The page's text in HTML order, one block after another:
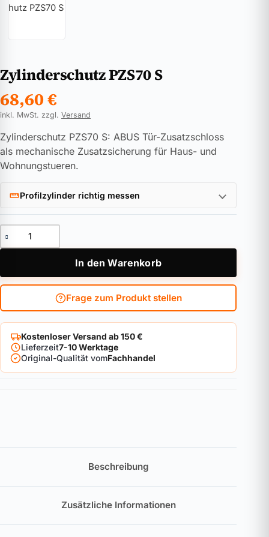
Zylinderschutz PZS70 S
68,60€
inkl. MwSt. zzgl. Versand
Zylinderschutz PZS70 S: ABUS Tür-Zusatzschloss
als mechanische Zusatzsicherung für Haus- und
Wohnungstueren.
Profilzylinder richtig messen
Zylinderschutz PZS70 S Menge
In den Warenkorb
Frage zum Produkt stellen
Kostenloser Versand ab 150 €
Lieferzeit7-10 Werktage
Original-Qualität vomFachhandel
Beschreibung
Zusätzliche Informationen